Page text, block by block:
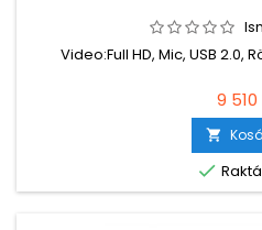
Video:Full HD, Mic, USB 2.0,
9 510

